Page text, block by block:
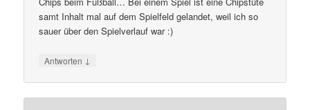
samt Inhalt mal auf dem Spielfeld gelandet, weil ich so
sauer über den Spielverlauf war :)
Antworten ↓